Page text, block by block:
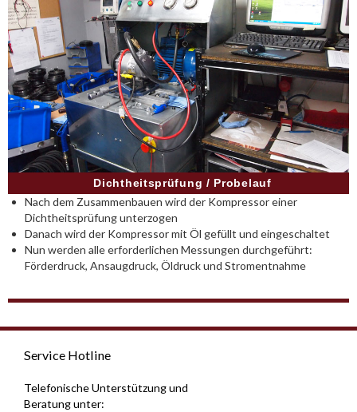
Dichtheitsprüfung / Probelauf
Nach dem Zusammenbauen wird der Kompressor einer
Dichtheitsprüfung unterzogen
Danach wird der Kompressor mit Öl gefüllt und eingeschaltet
Nun werden alle erforderlichen Messungen durchgeführt:
Förderdruck, Ansaugdruck, Öldruck und Stromentnahme
Service Hotline
Telefonische Unterstützung und
Beratung unter: